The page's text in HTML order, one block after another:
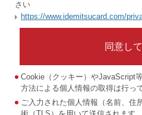
さい
https://www.idemitsucard.com/
同意し
Cookie（クッキー）やJavaScript
方法による個人情報の取得は行っ
ご入力された個人情報（名前、住